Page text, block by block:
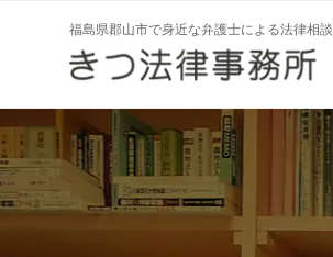
ン
ツ
へ
ス
福島県郡山市で身近な弁護士による法律相談